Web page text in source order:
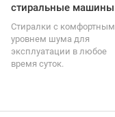
стиральные машины
Стиралки с комфортным
уровнем шума для
эксплуатации в любое
время суток.